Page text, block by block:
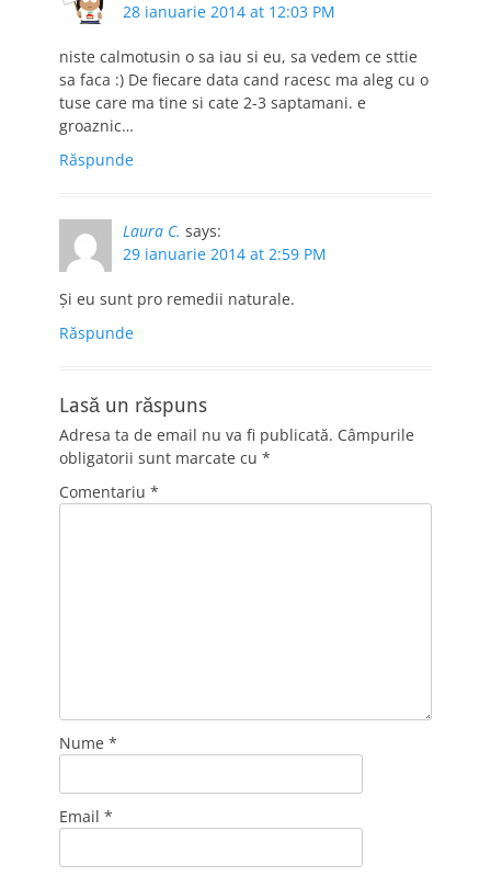
28 ianuarie 2014 at 12:03 PM
niste calmotusin o sa iau si eu, sa vedem ce sttie
sa faca :) De fiecare data cand racesc ma aleg cu o
tuse care ma tine si cate 2-3 saptamani. e
groaznic…
Răspunde
Laura C. says:
29 ianuarie 2014 at 2:59 PM
Şi eu sunt pro remedii naturale.
Răspunde
Lasă un răspuns
Adresa ta de email nu va fi publicată. Câmpurile
obligatorii sunt marcate cu *
Comentariu *
Nume *
Email *